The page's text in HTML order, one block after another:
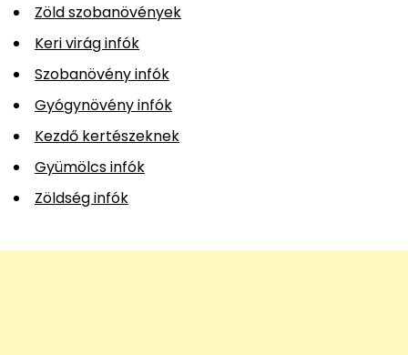
Zöld szobanövények
Keri virág infók
Szobanövény infók
Gyógynövény infók
Kezdő kertészeknek
Gyümölcs infók
Zöldség infók